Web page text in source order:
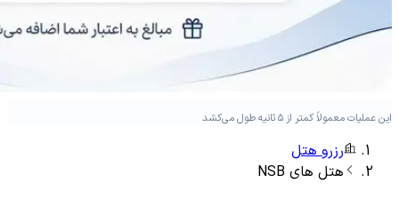
این عملیات معمولاً کمتر از ۵ ثانیه طول می‌کشد
رزرو هتل
هتل های NSB